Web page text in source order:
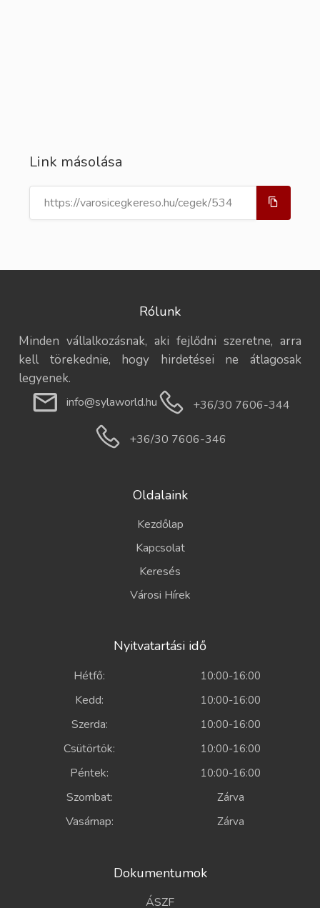
Link másolása
Rólunk
Minden vállalkozásnak, aki fejlődni szeretne, arra
kell törekednie, hogy hirdetései ne átlagosak
legyenek.
info@sylaworld.hu +36/30 7606-344
+36/30 7606-346
Oldalaink
Kezdőlap
Kapcsolat
Keresés
Városi Hírek
Nyitvatartási idő
Hétfő: 10:00-16:00
Kedd: 10:00-16:00
Szerda: 10:00-16:00
Csütörtök: 10:00-16:00
Péntek: 10:00-16:00
Szombat: Zárva
Vasárnap: Zárva
Dokumentumok
ÁSZF